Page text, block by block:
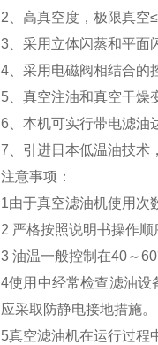
2、高真空度，极限真空
3、采用立体闪蒸和平面
4、采用电磁阀相结合的
5、真空注油和真空干燥
6、本机可实行带电滤油
7、引进日本低温油技术
注意事项：
1由于真空滤油机使用次
2 严格按照说明书操作
3 油温一般控制在40～
4使用中经常检查滤油设
应采取防静电接地措施。
5真空滤油机在运行过程